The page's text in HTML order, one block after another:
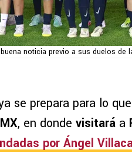
noticia previo a sus duelos de
se prepara para lo
, en donde visitará a
por Ángel